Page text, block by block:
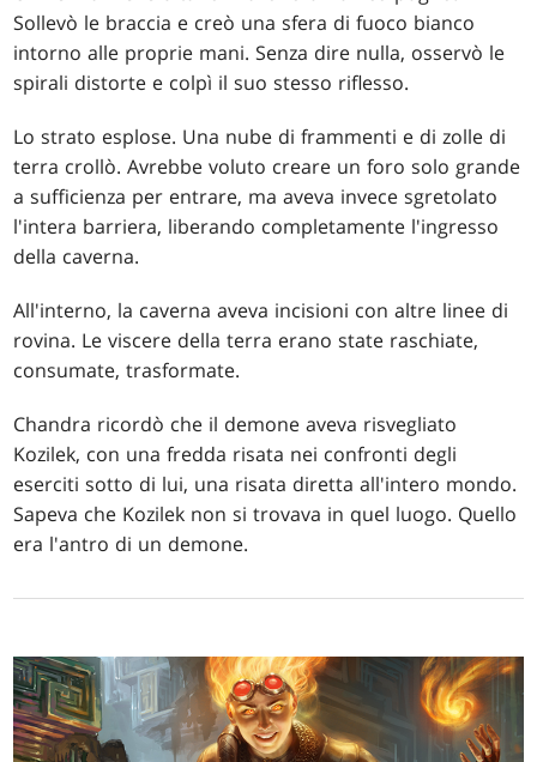
Sollevò le braccia e creò una sfera di fuoco bianco
intorno alle proprie mani. Senza dire nulla, osservò le
spirali distorte e colpì il suo stesso riflesso.
Lo strato esplose. Una nube di frammenti e di zolle di
terra crollò. Avrebbe voluto creare un foro solo grande
a sufficienza per entrare, ma aveva invece sgretolato
l'intera barriera, liberando completamente l'ingresso
della caverna.
All'interno, la caverna aveva incisioni con altre linee di
rovina. Le viscere della terra erano state raschiate,
consumate, trasformate.
Chandra ricordò che il demone aveva risvegliato
Kozilek, con una fredda risata nei confronti degli
eserciti sotto di lui, una risata diretta all'intero mondo.
Sapeva che Kozilek non si trovava in quel luogo. Quello
era l'antro di un demone.